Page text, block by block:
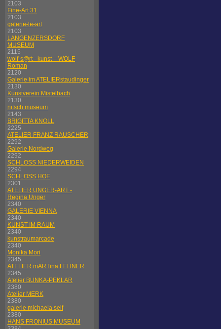
2103
Fine-Art 31
2103
galerie-le-art
2103
LANGENZERSDORF
MUSEUM
2115
wolf´s@rt - kunst – WOLF
Roman
2120
Galerie im ATELIERstaudinger
2130
Kunstverein Mistelbach
2130
nitsch museum
2143
BRIGITTA KNOLL
2225
ATELIER FRANZ RAUSCHER
2292
Galerie Nordweg
2292
SCHLOSS NIEDERWEIDEN
2294
SCHLOSS HOF
2301
ATELIER UNGER-ART -
Regina Unger
2340
GALERIE VIENNA
2340
KUNST IM RAUM
2340
kunstraumarcade
2340
Monika Mori
2345
ATELIER mARTina LEHNER
2345
Atelier BUNKA-PEKLAR
2380
Atelier MERK
2380
galerie michaela seif
2380
HANS FRONIUS MUSEUM